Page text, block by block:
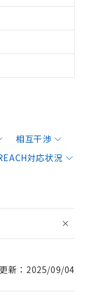
相互干渉
対応状況
新：2025/09/04